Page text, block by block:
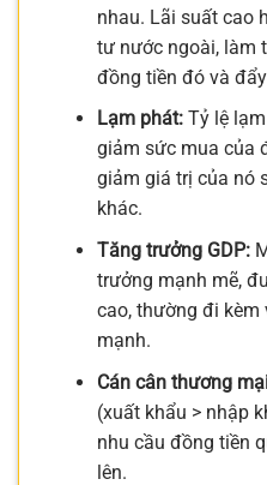
nhau. Lãi suất cao
tư nước ngoài, làm
đồng tiền đó và
Lạm phát:Tỷ lệ
giảm sức mua của
giảm giá trị của nó
khác.
Tăng trưởng GDP:
trưởng mạnh mẽ,
cao, thường đi kèm
mạnh.
Cán cân thương
(xuất khẩu > nhập
nhu cầu đồng tiền
lên.